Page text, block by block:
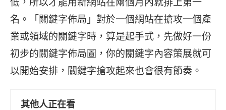
名。「關鍵字佈局」對於一個網站在搶攻一個產
業或領域的關鍵字時，算是起手式，先做好一份
初步的關鍵字佈局圖，你的關鍵字內容策展就可
以開始安排，關鍵字搶攻起來也會很有節奏。
其他人正在看